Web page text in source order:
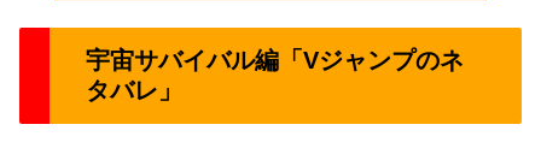
宇宙サバイバル編「Vジャンプのネ
タバレ」